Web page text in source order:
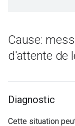
Cause:
d'attente de
Diagnostic
Cette situation